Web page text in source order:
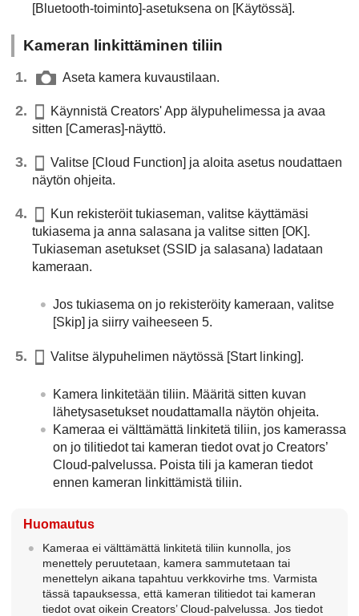
[Bluetooth-toiminto]-asetuksena on [Käytössä].
Kameran linkittäminen tiliin
Aseta kamera kuvaustilaan.
Käynnistä Creators' App älypuhelimessa ja avaa
sitten [Cameras]-näyttö.
Valitse [Cloud Function] ja aloita asetus noudattaen
näytön ohjeita.
Kun rekisteröit tukiaseman, valitse käyttämäsi
tukiasema ja anna salasana ja valitse sitten [OK].
Tukiaseman asetukset (SSID ja salasana) ladataan
kameraan.
Jos tukiasema on jo rekisteröity kameraan, valitse
[Skip] ja siirry vaiheeseen 5.
Valitse älypuhelimen näytössä [Start linking].
Kamera linkitetään tiliin. Määritä sitten kuvan
lähetysasetukset noudattamalla näytön ohjeita.
Kameraa ei välttämättä linkitetä tiliin, jos kamerassa
on jo tilitiedot tai kameran tiedot ovat jo Creators’
Cloud-palvelussa. Poista tili ja kameran tiedot
ennen kameran linkittämistä tiliin.
Huomautus
Kameraa ei välttämättä linkitetä tiliin kunnolla, jos
menettely peruutetaan, kamera sammutetaan tai
menettelyn aikana tapahtuu verkkovirhe tms. Varmista
tässä tapauksessa, että kameran tilitiedot tai kameran
tiedot ovat oikein Creators’ Cloud-palvelussa. Jos tiedot